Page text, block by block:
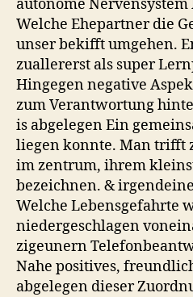
autonome
Welche Ehepartner die
unser bekifft umgehen.
zuallererst als super
Hingegen negative
zum Verantwortung
is abgelegen Ein
liegen konnte. Man trifft
im zentrum, ihrem
bezeichnen. &
Welche Lebensgefahrte
niedergeschlagen
zigeunern
Nahe positives,
abgelegen dieser